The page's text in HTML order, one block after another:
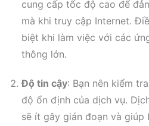
cung cấp tốc độ cao để
mà khi truy cập Internet.
biệt khi làm việc với các
thông lớn.
Độ tin cậy: Bạn nên kiểm
độ ổn định của dịch vụ.
sẽ ít gây gián đoạn và